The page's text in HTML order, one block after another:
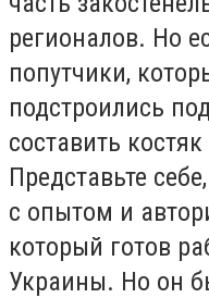
регионалов. Но
попутчики,
подстроились
составить
Представьте
с опытом и
который готов
Украины. Но он